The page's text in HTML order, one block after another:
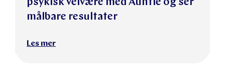
psykisk velvære med Auntie og ser
målbare resultater
Les mer